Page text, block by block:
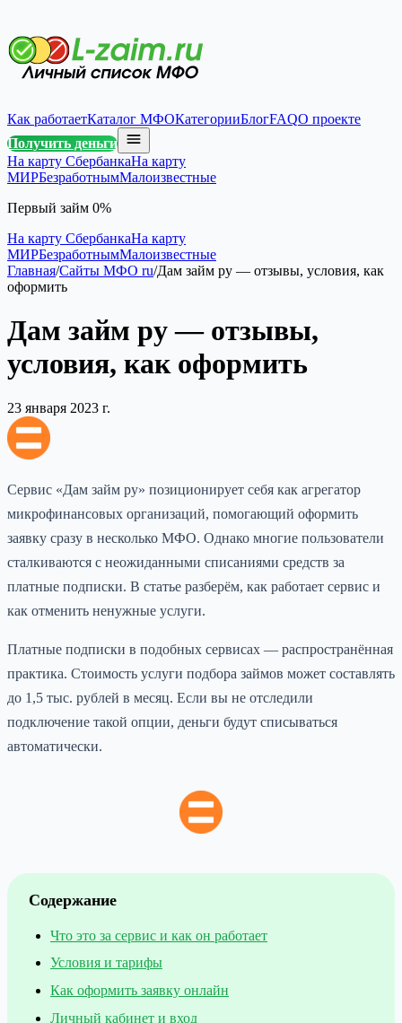
Как работаетКаталог МФОКатегорииБлогFAQО проекте
Получить деньги
На карту СбербанкаНа карту
МИРБезработнымМалоизвестные
Первый займ 0%
На карту СбербанкаНа карту
МИРБезработнымМалоизвестные
Главная/Сайты МФО ru/Дам займ ру — отзывы, условия, как
оформить
Дам займ ру — отзывы,
условия, как оформить
23 января 2023 г.
Сервис «Дам займ ру» позиционирует себя как агрегатор
микрофинансовых организаций, помогающий оформить
заявку сразу в несколько МФО. Однако многие пользователи
сталкиваются с неожиданными списаниями средств за
платные подписки. В статье разберём, как работает сервис и
как отменить ненужные услуги.
Платные подписки в подобных сервисах — распространённая
практика. Стоимость услуги подбора займов может составлять
до 1,5 тыс. рублей в месяц. Если вы не отследили
подключение такой опции, деньги будут списываться
автоматически.
Содержание
Что это за сервис и как он работает
Условия и тарифы
Как оформить заявку онлайн
Личный кабинет и вход